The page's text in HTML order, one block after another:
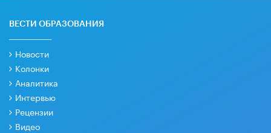
ВЕСТИ ОБРАЗОВАНИЯ
Новости
Колонки
Аналитика
Интервью
Рецензии
Видео